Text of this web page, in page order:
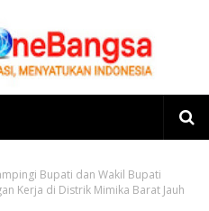
Bupati dan Wakil Bupati
Kerja di Distrik Mimika Barat Jauh